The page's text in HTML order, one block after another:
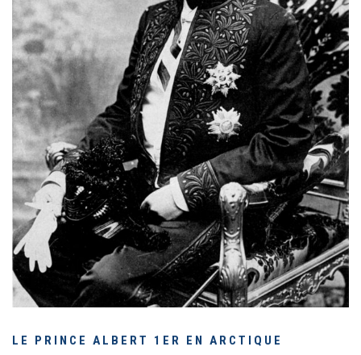
LE PRINCE ALBERT 1ER EN ARCTIQUE